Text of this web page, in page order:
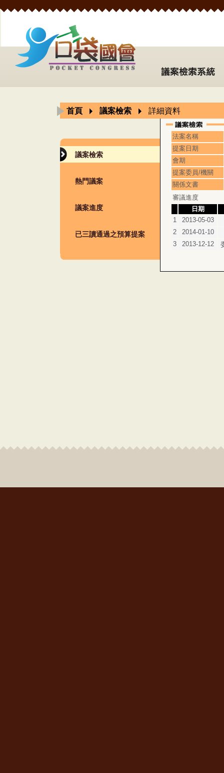
首頁 議案檢索 詳細資料
議案檢索
熱門議案
議案進度
已三讀通過之預算提案
法案名稱
提案日期
會期
提案委員/機關
關係文書
審議進度
日期
1
2013-05-03
2
2014-01-10
3
2013-12-12